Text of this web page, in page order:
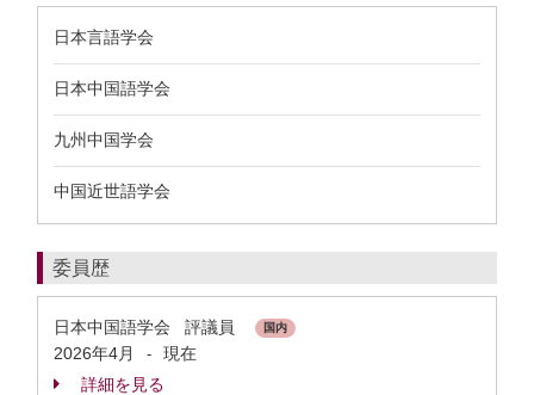
日本言語学会
日本中国語学会
九州中国学会
中国近世語学会
委員歴
日本中国語学会 評議員 国内
2026年4月 -
現在
詳細を見る